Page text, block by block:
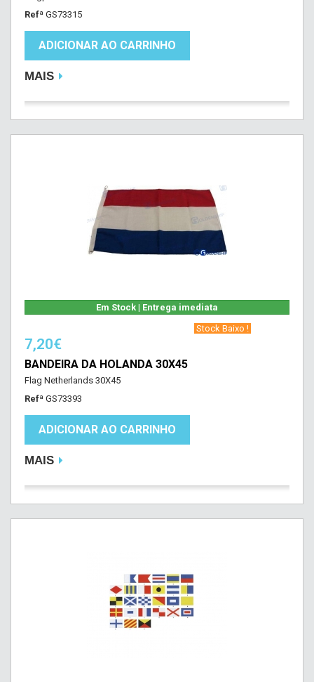
Refª GS73315
ADICIONAR AO CARRINHO
MAIS
Em Stock | Entrega imediata
‎ Stock Baixo !‎ ‎
7,20€
BANDEIRA DA HOLANDA 30X45
Flag Netherlands 30X45
Refª GS73393
ADICIONAR AO CARRINHO
MAIS